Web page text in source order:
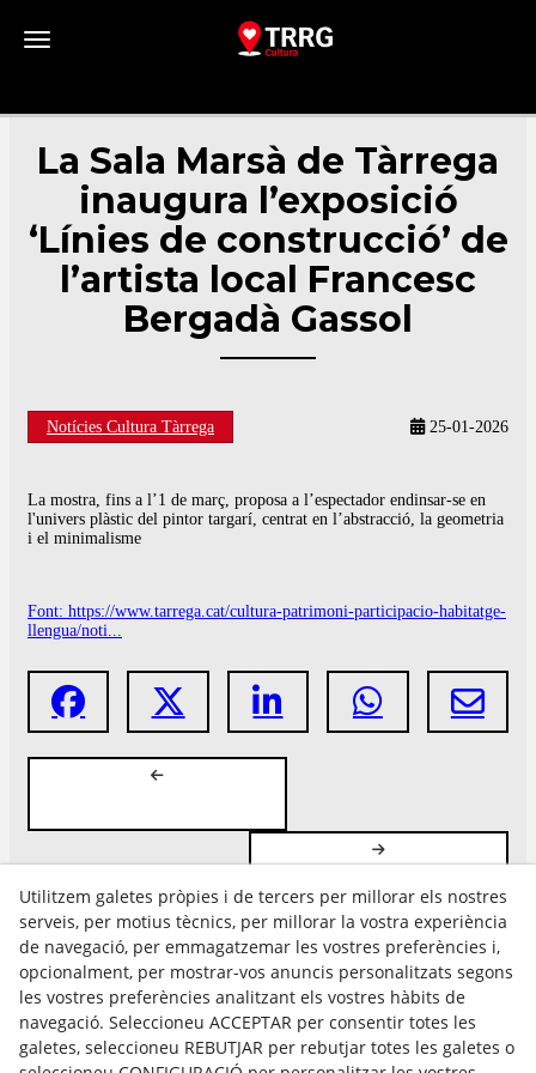
Toggle navigation
La Sala Marsà de Tàrrega
inaugura l’exposició
‘Línies de construcció’ de
l’artista local Francesc
Bergadà Gassol
Notícies Cultura Tàrrega 25-01-2026
La mostra, fins a l’1 de març, proposa a l’espectador endinsar-se en
l'univers plàstic del pintor targarí, centrat en l’abstracció, la geometria
i el minimalisme
Font: https://www.tarrega.cat/cultura-patrimoni-participacio-habitatge-
llengua/noti...
Avís Legal
Política Cookies
Política de Privacitat
Utilitzem galetes pròpies i de tercers per millorar els nostres
serveis, per motius tècnics, per millorar la vostra experiència
de navegació, per emmagatzemar les vostres preferències i,
opcionalment, per mostrar-vos anuncis personalitzats segons
les vostres preferències analitzant els vostres hàbits de
navegació. Seleccioneu ACCEPTAR per consentir totes les
galetes, seleccioneu REBUTJAR per rebutjar totes les galetes o